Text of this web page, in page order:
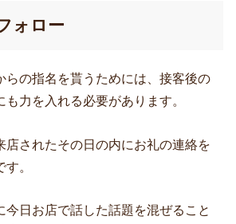
ォロー
らの指名を貰うためには、接客後の
力を入れる必要があります。
店されたその日の内にお礼の連絡を
。
今日お店で話した話題を混ぜること